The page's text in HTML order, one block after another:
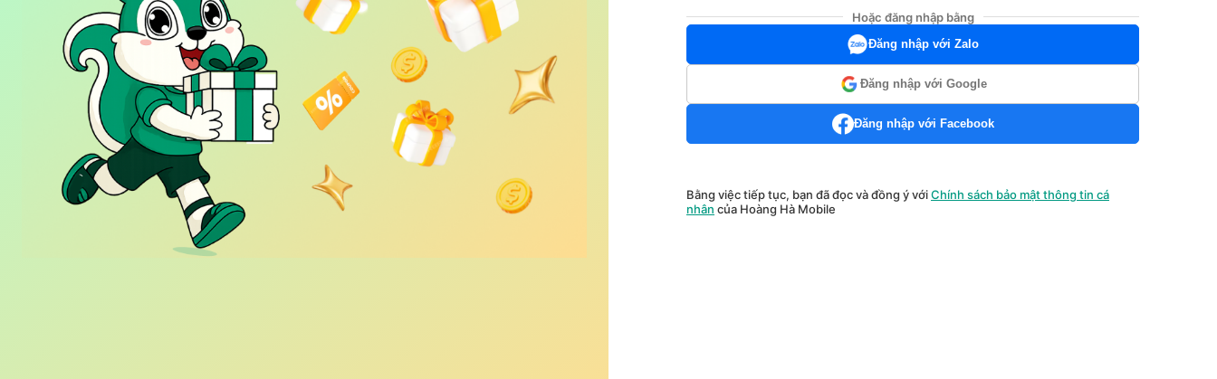
Hoặc đăng nhập bằng
Đăng nhập với Zalo
Đăng nhập với Google
Đăng nhập với Facebook
Bằng việc tiếp tục, bạn đã đọc và đồng ý vớiChính sách bảo mật thông tin cá
nhân của Hoàng Hà Mobile